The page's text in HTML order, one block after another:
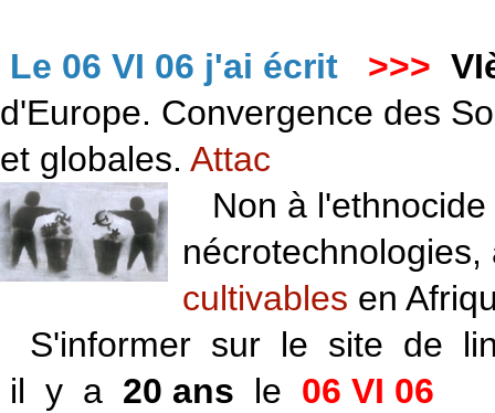
Le 06 VI 06 j'ai écrit >>>
d'Europe. Convergence des
et globales. Attac
Non à l'ethnocide
cultivables en
S'informer sur le site de
il y a 20 ans le 06 VI 06